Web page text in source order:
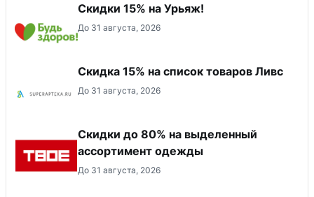
Скидки 15% на Урьяж!
До 31 августа, 2026
Скидка 15% на список товаров Ливс
До 31 августа, 2026
Скидки до 80% на выделенный
ассортимент одежды
До 31 августа, 2026